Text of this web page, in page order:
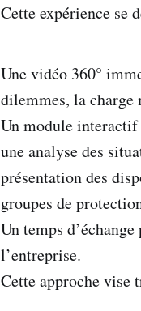
Cette expérience se
Une vidéo 360°
dilemmes, la charge
Un module interactif
une analyse des
présentation des
groupes de
Un temps
l’entreprise.
Cette approche vise